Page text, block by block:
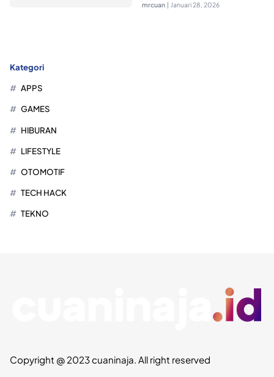
mrcuan | Januari 28, 2026
Kategori
APPS
GAMES
HIBURAN
LIFESTYLE
OTOMOTIF
TECH HACK
TEKNO
Copyright @ 2023 cuaninaja. All right reserved